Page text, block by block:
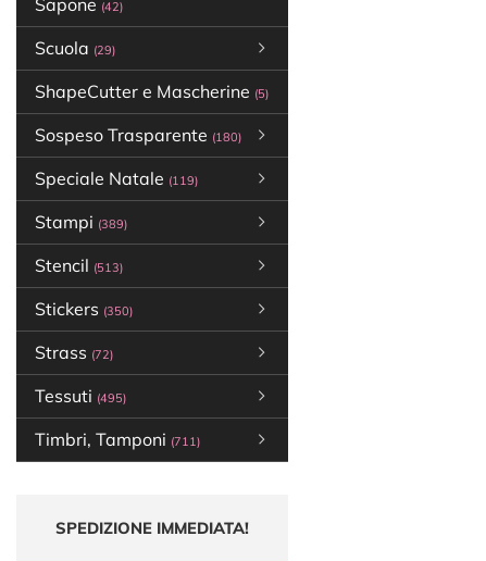
Sapone (42)
Scuola (29)
ShapeCutter e Mascherine (5)
Sospeso Trasparente (180)
Speciale Natale (119)
Stampi (389)
Stencil (513)
Stickers (350)
Strass (72)
Tessuti (495)
Timbri, Tamponi (711)
SPEDIZIONE IMMEDIATA!